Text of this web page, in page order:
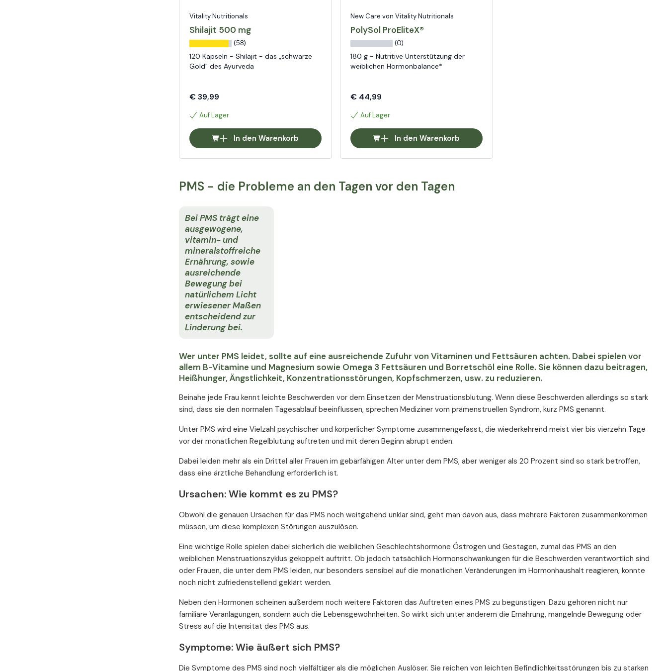
Vitality Nutritionals
Shilajit 500 mg
(58)
120 Kapseln - Shilajit - das „schwarze
Gold" des Ayurveda
€ 39,99
Auf Lager
In den Warenkorb
New Care von Vitality Nutritionals
PolySol ProEliteX®
(0)
180 g - Nutritive Unterstützung der
weiblichen Hormonbalance*
€ 44,99
Auf Lager
In den Warenkorb
PMS - die Probleme an den Tagen vor den Tagen
Bei PMS trägt eine
ausgewogene,
vitamin- und
mineralstoffreiche
Ernährung, sowie
ausreichende
Bewegung bei
natürlichem Licht
erwiesener Maßen
entscheidend zur
Linderung bei.
Wer unter PMS leidet, sollte auf eine ausreichende Zufuhr von Vitaminen und Fettsäuren achten. Dabei spielen vor
allem B-Vitamine und Magnesium sowie Omega 3 Fettsäuren und Borretschöl eine Rolle. Sie können dazu beitragen,
Heißhunger, Ängstlichkeit, Konzentrationsstörungen, Kopfschmerzen, usw. zu reduzieren.
Beinahe jede Frau kennt leichte Beschwerden vor dem Einsetzen der Menstruationsblutung. Wenn diese Beschwerden allerdings so stark
sind, dass sie den normalen Tagesablauf beeinflussen, sprechen Mediziner vom prämenstruellen Syndrom, kurz PMS genannt.
Unter PMS wird eine Vielzahl psychischer und körperlicher Symptome zusammengefasst, die wiederkehrend meist vier bis vierzehn Tage
vor der monatlichen Regelblutung auftreten und mit deren Beginn abrupt enden.
Dabei leiden mehr als ein Drittel aller Frauen im gebärfähigen Alter unter dem PMS, aber weniger als 20 Prozent sind so stark betroffen,
dass eine ärztliche Behandlung erforderlich ist.
Ursachen: Wie kommt es zu PMS?
Obwohl die genauen Ursachen für das PMS noch weitgehend unklar sind, geht man davon aus, dass mehrere Faktoren zusammenkommen
müssen, um diese komplexen Störungen auszulösen.
Eine wichtige Rolle spielen dabei sicherlich die weiblichen Geschlechtshormone Östrogen und Gestagen, zumal das PMS an den
weiblichen Menstruationszyklus gekoppelt auftritt. Ob jedoch tatsächlich Hormonschwankungen für die Beschwerden verantwortlich sind
oder Frauen, die unter dem PMS leiden, nur besonders sensibel auf die monatlichen Veränderungen im Hormonhaushalt reagieren, konnte
noch nicht zufriedenstellend geklärt werden.
Neben den Hormonen scheinen außerdem noch weitere Faktoren das Auftreten eines PMS zu begünstigen. Dazu gehören nicht nur
familiäre Veranlagungen, sondern auch die Lebensgewohnheiten. So wirkt sich unter anderem die Ernährung, mangelnde Bewegung oder
Stress auf die Intensität des PMS aus.
Symptome: Wie äußert sich PMS?
Die Symptome des PMS sind noch vielfältiger als die möglichen Auslöser. Sie reichen von leichten Befindlichkeitsstörungen bis zu starken